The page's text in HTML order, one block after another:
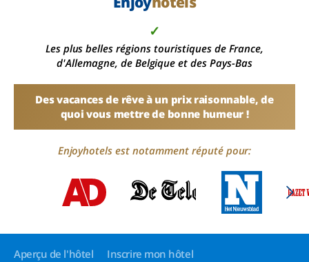
✓
Les plus belles régions touristiques de France,
d'Allemagne, de Belgique et des Pays-Bas
Des vacances de rêve à un prix raisonnable, de
quoi vous mettre de bonne humeur !
Enjoyhotels est notamment réputé pour:
Aperçu de l'hôtel Inscrire mon hôtel